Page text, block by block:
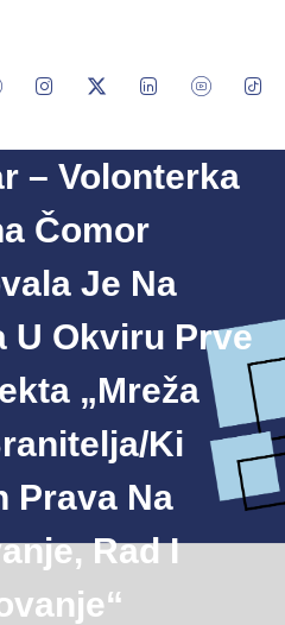
– Volonterka
Čomor
Je Na
U Okviru Prve
„Mreža
ki
Prava Na
Rad I